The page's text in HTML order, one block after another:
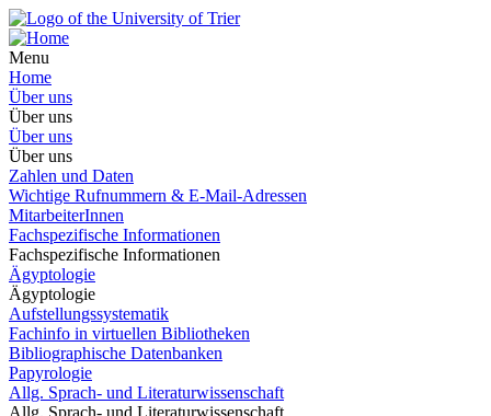
Menu
Home
Über uns
Über uns
Über uns
Über uns
Zahlen und Daten
Wichtige Rufnummern & E-Mail-Adressen
MitarbeiterInnen
Fachspezifische Informationen
Fachspezifische Informationen
Ägyptologie
Ägyptologie
Aufstellungssystematik
Fachinfo in virtuellen Bibliotheken
Bibliographische Datenbanken
Papyrologie
Allg. Sprach- und Literaturwissenschaft
Allg. Sprach- und Literaturwissenschaft